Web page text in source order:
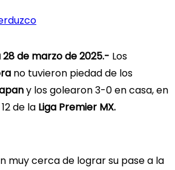
de marzo de 2025.- Los
no tuvieron piedad de los
y los golearon 3-0 en casa, en
de la Liga Premier MX.
muy cerca de lograr su pase a la